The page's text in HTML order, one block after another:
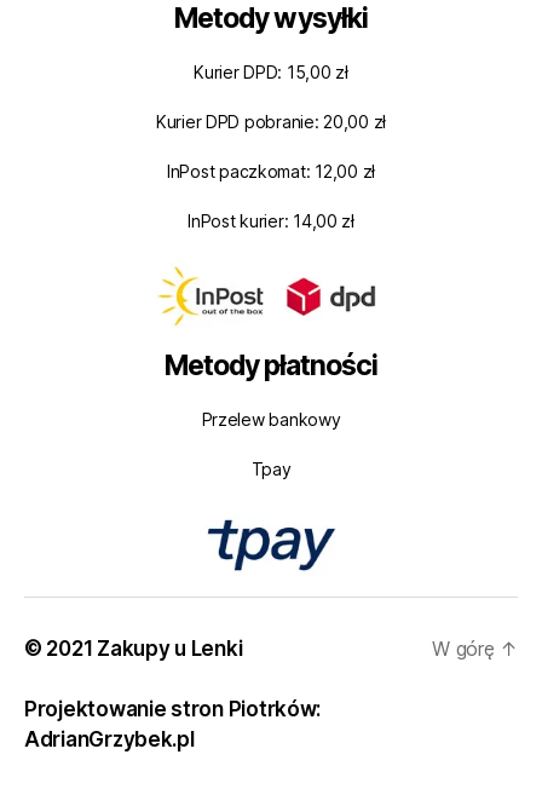
Metody wysyłki
Kurier DPD: 15,00 zł
Kurier DPD pobranie: 20,00 zł
InPost paczkomat: 12,00 zł
InPost kurier: 14,00 zł
Metody płatności
Przelew bankowy
Tpay
© 2021 Zakupy u Lenki
Projektowanie stron Piotrków:
AdrianGrzybek.pl
W górę ↑